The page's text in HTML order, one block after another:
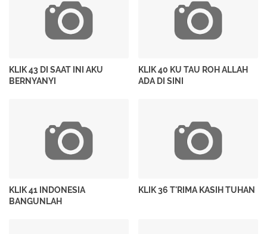
KLIK 43 DI SAAT INI AKU
BERNYANYI
KLIK 40 KU TAU ROH ALLAH
ADA DI SINI
KLIK 41 INDONESIA
BANGUNLAH
KLIK 36 T'RIMA KASIH TUHAN